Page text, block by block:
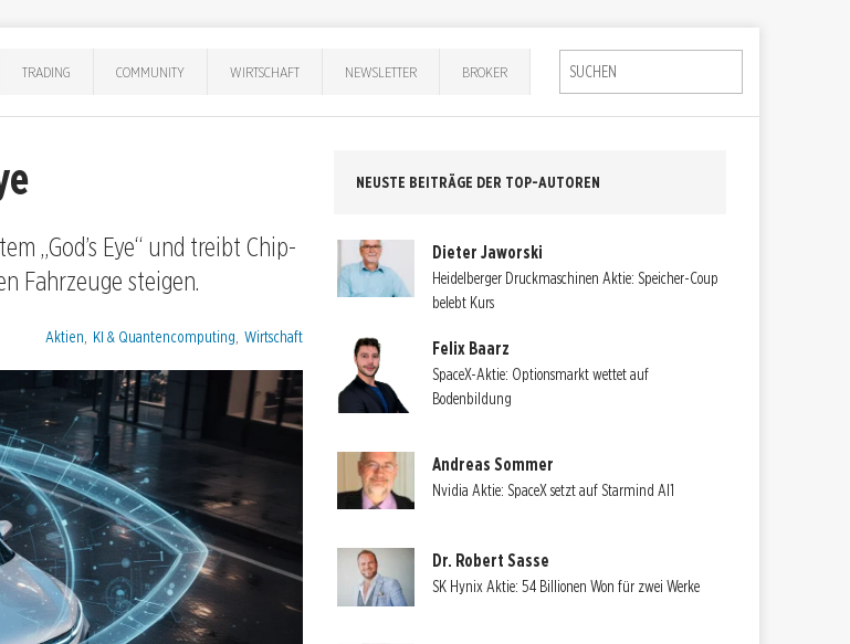
TRADING COMMUNITY WIRTSCHAFT NEWSLETTER BROKER
„God’s Eye“ und treibt Chip-
Fahrzeuge steigen.
Kategorien:
Aktien KI & Quantencomputing Wirtschaft
NEUSTE BEITRÄGE DER TOP-AUTOREN
Dieter Jaworski
Heidelberger Druckmaschinen Aktie: Speicher-Coup
belebt Kurs
Felix Baarz
SpaceX-Aktie: Optionsmarkt wettet auf
Bodenbildung
Andreas Sommer
Nvidia Aktie: SpaceX setzt auf Starmind AI1
Dr. Robert Sasse
SK Hynix Aktie: 54 Billionen Won für zwei Werke